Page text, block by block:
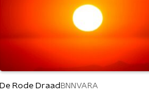
De Rode Draad BNNVARA